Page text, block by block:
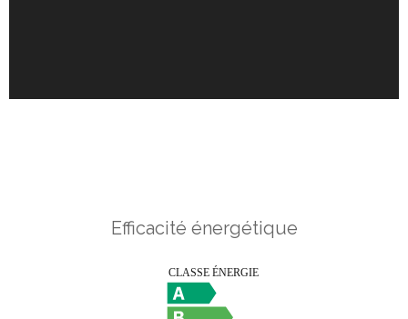
Efficacité énergétique